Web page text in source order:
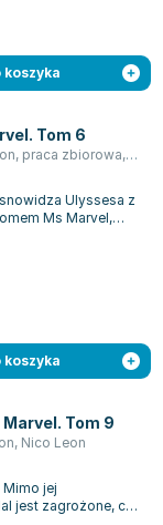
koszyka
Tom 6
, praca zbiorowa,
Ulyssesa z
Ms Marvel,
koszyka
Tom 9
, Nico Leon
Mimo jej
jest zagrożone, co